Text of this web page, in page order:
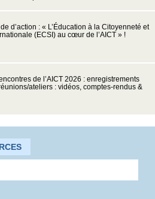
d’action : « L’Éducation à la Citoyenneté et
(ECSI) au cœur de l’AICT » !
de l’AICT 2026 : enregistrements
ateliers : vidéos, comptes-rendus &